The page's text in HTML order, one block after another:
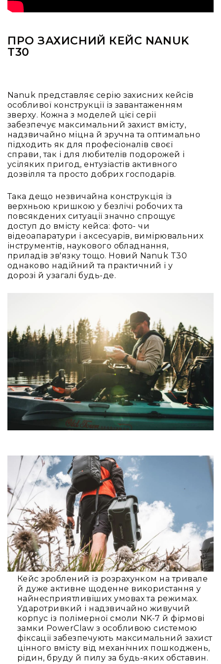
USB-
мікрофони
оголов'ям
Накамерні
Для
мобільних
пристроїв
Всі
мікрофони
підсилення
Аксесуари
та
комплектуючі
Навушники
Універсальні
Для
аудіофілів
Для
моніторингу
Для
Dj
та
студій
Для
перегляду
фільмів/
ТБ
з
вадами
слуху
Підсилення
для
навушників
Аксесуари
і
комплектуючі
Гарнітури
Для
трансляцій
і
ТБ
Для
геймерів/
блогерів
Для
домашньої
ПРО ЗАХИСНИЙ КЕЙС NANUK
T30
Nanuk представляє серію захисних кейсів
особливої конструкції із завантаженням
зверху. Кожна з моделей цієї серії
забезпечує максимальний захист вмісту,
надзвичайно міцна й зручна та оптимально
підходить як для професіоналів своєї
справи, так і для любителів подорожей і
усіляких пригод, ентузіастів активного
дозвілля та просто добрих господарів.
Така дещо незвичайна конструкція із
верхньою кришкою у безлічі робочих та
повсякдених ситуації значно спрощує
доступ до вмісту кейса: фото- чи
відеоапаратури і аксесуарів, вимірювальних
інструментів, наукового обладнання,
приладів зв'язку тощо. Новий Nanuk T30
однаково надійний та практичний і у
дорозі й узагалі будь-де.
Кейс зроблений із розрахунком на тривале
й дуже активне щоденне використання у
найнесприятливіших умовах та режимах.
Ударотривкий і надзвичайно живучий
корпус із полімерної смоли NK-7 й фірмові
замки PowerClaw з особливою системою
фіксації забезпечують максимальний захист
цінного вмісту від механічних пошкоджень,
рідин, бруду й пилу за будь-яких обставин.